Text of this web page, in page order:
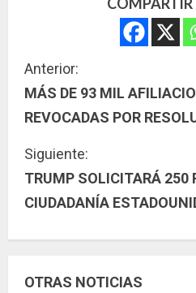
S
i
g
u
e
l
e
Anterior:
MÁS DE 93 MIL
REVOCADAS POR
Siguiente:
TRUMP SOLICITARÁ 250
CIUDADANÍA
OTRAS NOTICIAS